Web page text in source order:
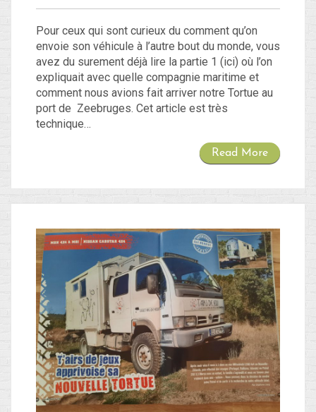
Pour ceux qui sont curieux du comment qu’on
envoie son véhicule à l’autre bout du monde, vous
avez du surement déjà lire la partie 1 (ici) où l’on
expliquait avec quelle compagnie maritime et
comment nous avions fait arriver notre Tortue au
port de Zeebruges. Cet article est très
technique…
Read More